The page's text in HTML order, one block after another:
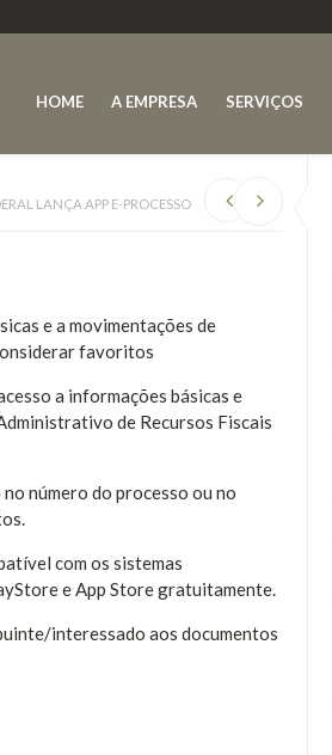
HOME A EMPRESA SERVIÇOS
LANÇA APP E-PROCESSO
e a movimentações de
favoritos
a informações básicas e
de Recursos Fiscais
número do processo ou no
com os sistemas
e App Store gratuitamente.
interessado aos documentos